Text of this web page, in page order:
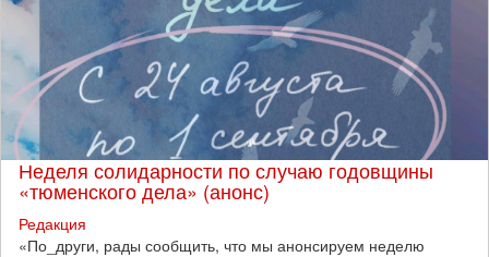
Неделя солидарности по случаю годовщины
«тюменского дела» (анонс)
Редакция
​«По_други, рады сообщить, что мы анонсируем неделю